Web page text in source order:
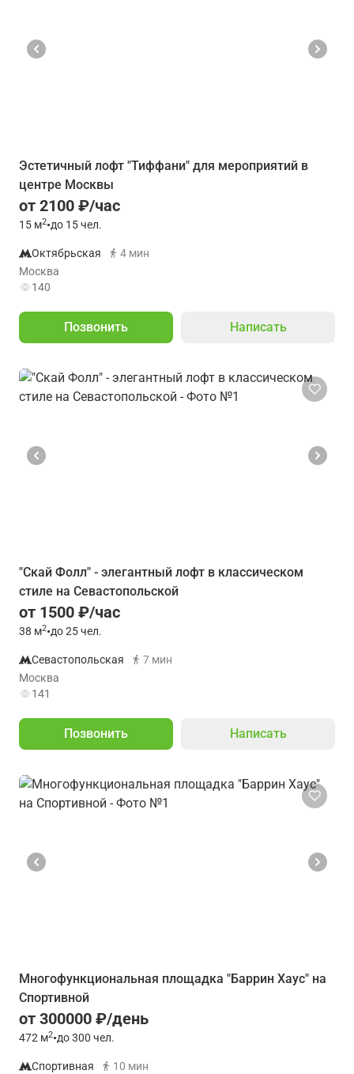
Эстетичный лофт "Тиффани" для мероприятий в
центре Москвы
от 2100 ₽/час
15 м2•до 15 чел.
Октябрьская
4 мин
Москва
140
Позвонить Написать
"Скай Фолл" - элегантный лофт в классическом
стиле на Севастопольской
от 1500 ₽/час
38 м2•до 25 чел.
Севастопольская
7 мин
Москва
141
Позвонить Написать
Многофункциональная площадка "Баррин Хаус" на
Спортивной
от 300000 ₽/день
472 м2•до 300 чел.
Спортивная 10 мин